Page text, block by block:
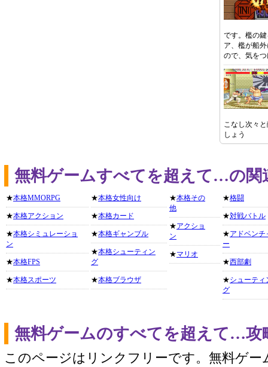
です。檻の
ア、檻が船
ので、気を
こなし次々
しょう
無料ゲームすべてを超えて…の関
★本格MMORPG
★本格アクション
★本格シミュレーショ
ン
★本格FPS
★本格スポーツ
★本格女性向け
★本格カード
★本格ギャンブル
★本格シューティン
グ
★本格ブラウザ
★本格その
他
★アクショ
ン
★マリオ
★格闘
★対戦バトル
★アドベンチ
ー
★西部劇
★シューティ
グ
無料ゲームのすべてを超えて…攻
このページはリンクフリーです。無料ゲー